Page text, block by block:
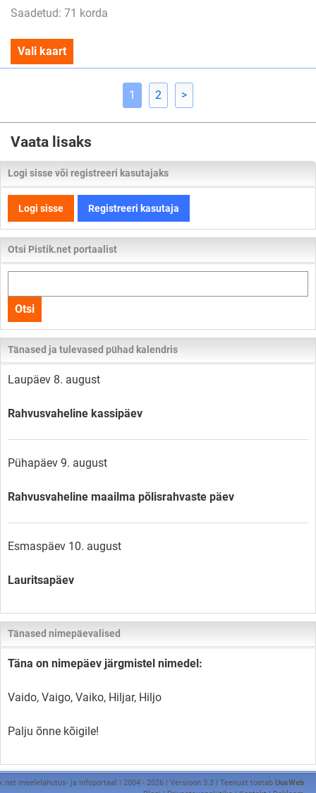
Saadetud: 71 korda
Vali kaart
1 2 >
Vaata lisaks
Logi sisse või registreeri kasutajaks
Logi sisse Registreeri kasutaja
Otsi Pistik.net portaalist
kogu
lehelt
Otsi
Tänased ja tulevased pühad kalendris
Laupäev 8. august
Rahvusvaheline kassipäev
Pühapäev 9. august
Rahvusvaheline maailma põlisrahvaste päev
Esmaspäev 10. august
Lauritsapäev
Tänased nimepäevalised
Täna on nimepäev järgmistel nimedel:
Vaido, Vaigo, Vaiko, Hiljar, Hiljo
Palju õnne kõigile!
meelelahutus- ja infoportaal | 2004 - 2026 | Versioon 3.3 | Teenust toetab UusWeb